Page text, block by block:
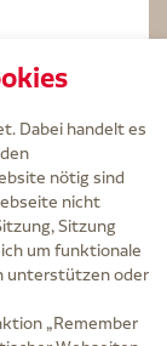
Dabei handelt es
nötig sind
nicht
Sitzung
um funktionale
unterstützen oder
„Remember